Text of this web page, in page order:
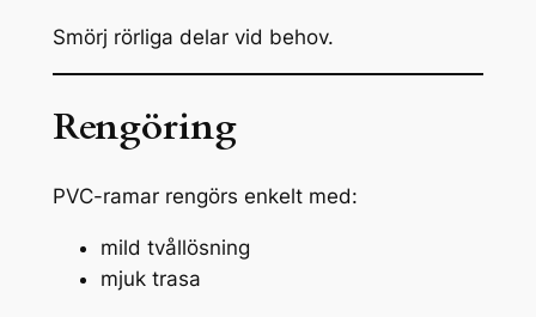
Smörj rörliga delar vid behov.
Rengöring
PVC-ramar rengörs enkelt med:
mild tvållösning
mjuk trasa